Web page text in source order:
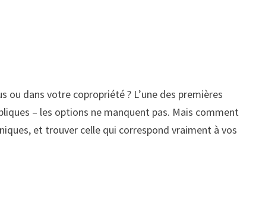
ou dans votre copropriété ? L’une des premières
– les options ne manquent pas. Mais comment
et trouver celle qui correspond vraiment à vos